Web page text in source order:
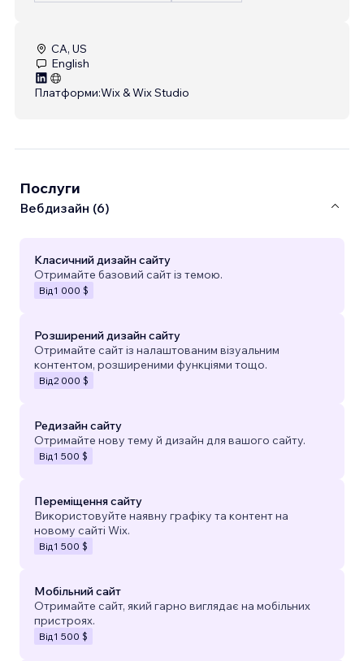
CA, US
English
Платформи:Wix & Wix Studio
Послуги
Вебдизайн (6)
Класичний дизайн сайту
Отримайте базовий сайт із темою.
Від 1 000 $
Розширений дизайн сайту
Отримайте сайт із налаштованим візуальним
контентом, розширеними функціями тощо.
Від2 000 $
Редизайн сайту
Отримайте нову тему й дизайн для вашого сайту.
Від 1 500 $
Переміщення сайту
Використовуйте наявну графіку та контент на
новому сайті Wix.
Від 1 500 $
Мобільний сайт
Отримайте сайт, який гарно виглядає на мобільних
пристроях.
Від 1 500 $